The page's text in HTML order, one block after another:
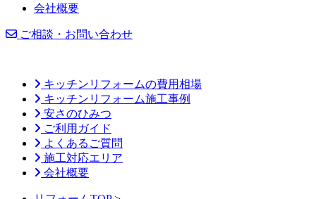
会社概要
ご相談・お問い合わせ
キッチンリフォームの費用相場
キッチンリフォーム施工事例
安さのひみつ
ご利用ガイド
よくあるご質問
施工対応エリア
会社概要